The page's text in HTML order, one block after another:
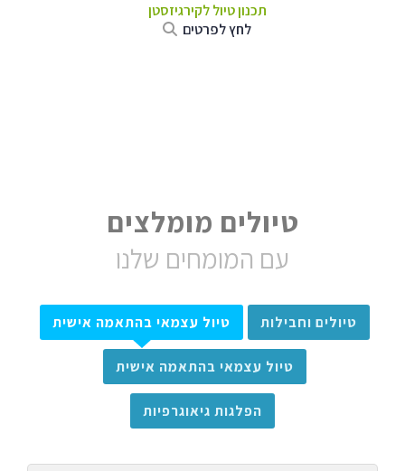
תכנון טיוללקירגיזסטן
לחץ לפרטים
טיולים מומלצים
עם המומחים שלנו
טיולים וחבילות טיול עצמאי בהתאמה אישית
טיול עצמאי בהתאמה אישית
הפלגות גיאוגרפיות